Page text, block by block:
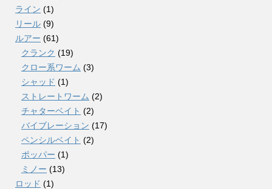
ライン (1)
リール (9)
ルアー (61)
クランク (19)
クロー系ワーム (3)
シャッド (1)
ストレートワーム (2)
チャターベイト (2)
バイブレーション (17)
ペンシルベイト (2)
ポッパー (1)
ミノー (13)
ロッド (1)